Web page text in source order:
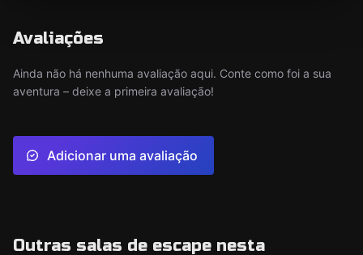
Avaliações
Ainda não há nenhuma avaliação aqui. Conte como foi a sua
aventura – deixe a primeira avaliação!
Adicionar uma avaliação
Outras salas de escape nesta